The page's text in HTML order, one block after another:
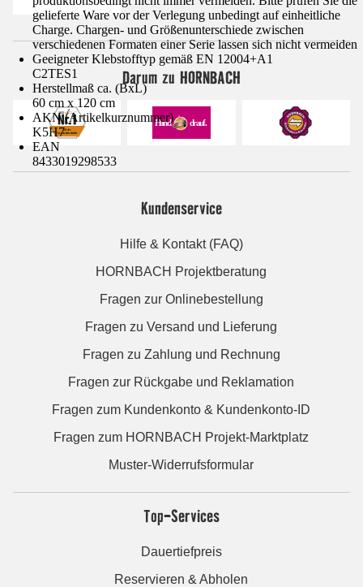
gelieferte Ware vor der Verlegung unbedingt auf einheitliche
Charge. Chargen- und Größenunterschiede zwischen
verschiedenen Formaten einer Serie lassen sich nicht vermeiden
Geeigneter Klebstofftyp gemäß EN 12004+A1
C2TES1
Herstellmaß ca. (BxL)
60 cm x 120 cm
AKN (Artikelkurznummer)
K5H7
EAN
8433019298533
Darum zu HORNBACH
Kundenservice
Hilfe & Kontakt (FAQ)
HORNBACH Projektberatung
Fragen zur Onlinebestellung
Fragen zu Versand und Lieferung
Fragen zu Zahlung und Rechnung
Fragen zur Rückgabe und Reklamation
Fragen zum Kundenkonto & Kundenkonto-ID
Fragen zum HORNBACH Projekt-Marktplatz
Muster-Widerrufsformular
Top-Services
Dauertiefpreis
Reservieren & Abholen